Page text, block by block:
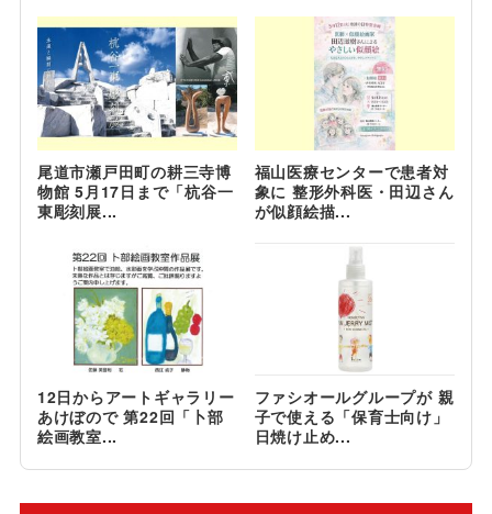
尾道市瀬戸田町の耕三寺博
物館 5月17日まで「杭谷一
東彫刻展...
福山医療センターで患者対
象に 整形外科医・田辺さん
が似顔絵描...
12日からアートギャラリー
あけぼので 第22回「卜部
絵画教室...
ファシオールグループが 親
子で使える「保育士向け」
日焼け止め...